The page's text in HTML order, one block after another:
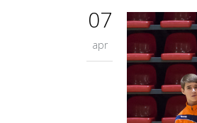
07
apr